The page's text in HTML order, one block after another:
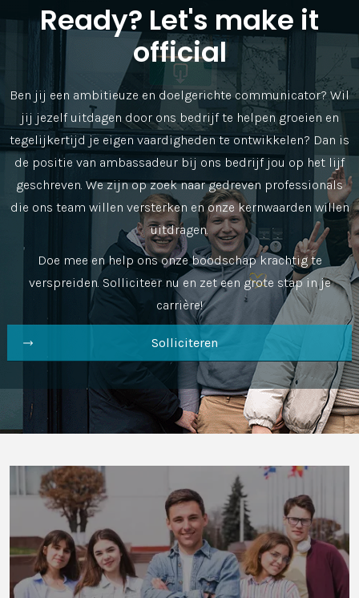
Ready? Let's make it
official
Ben jij een ambitieuze en doelgerichte communicator? Wil
jij jezelf uitdagen door ons bedrijf te helpen groeien en
tegelijkertijd je eigen vaardigheden te ontwikkelen? Dan is
de positie van ambassadeur bij ons bedrijf jou op het lijf
geschreven. We zijn op zoek naar gedreven professionals
die ons team willen versterken en onze kernwaarden willen
uitdragen.
Doe mee en help ons onze boodschap krachtig te
verspreiden. Solliciteer nu en zet een grote stap in je
carrière!
Solliciteren